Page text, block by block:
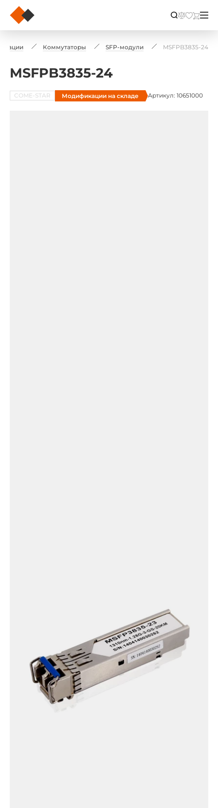
Коммутаторы SFP-модули MSFPB3835-24
MSFPB3835-24
COME-STAR Модификации на складе Артикул: 10651000